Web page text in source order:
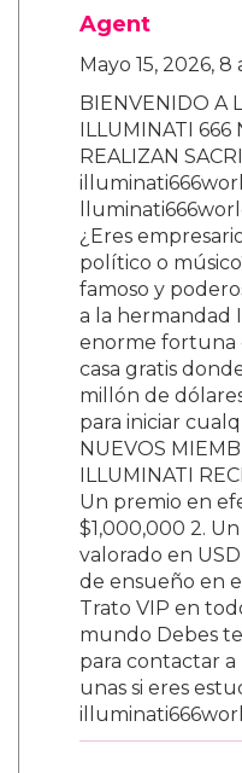
Agent
Mayo 15, 2026, 8
BIENVENIDO A
ILLUMINATI 666
REALIZAN
¿Eres
político o
famoso y
a la hermandad
enorme fortuna
casa gratis
millón de
para iniciar
NUEVOS
ILLUMINATI
Un premio en
$1,000,000 2.
valorado en
de ensueño en
Trato VIP en
mundo Debes
para contactar a
unas si eres